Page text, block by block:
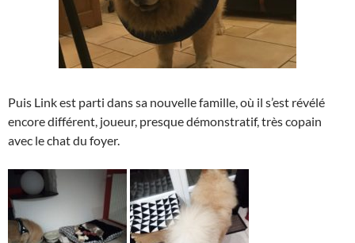
Puis Link est parti dans sa nouvelle famille, où il s’est révélé
encore différent, joueur, presque démonstratif, très copain
avec le chat du foyer.